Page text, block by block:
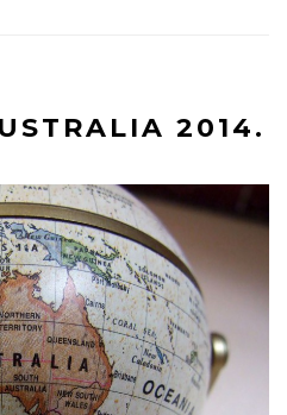
2014.